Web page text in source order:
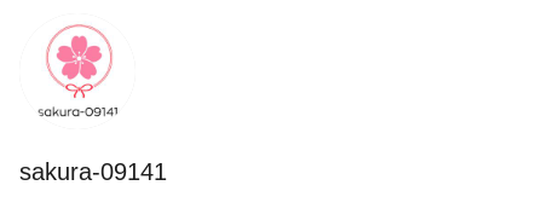
sakura-09141